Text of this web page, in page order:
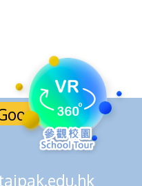
Maps